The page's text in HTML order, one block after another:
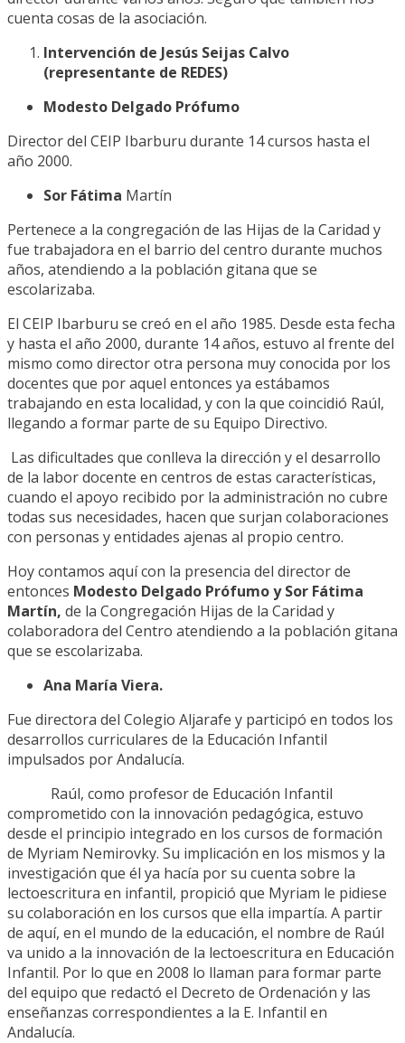
cuenta cosas de la asociación.
Intervención de Jesús Seijas Calvo
(representante de REDES)
Modesto Delgado Prófumo
Director del CEIP Ibarburu durante 14 cursos hasta el
año 2000.
Sor Fátima Martín
Pertenece a la congregación de las Hijas de la Caridad y
fue trabajadora en el barrio del centro durante muchos
años, atendiendo a la población gitana que se
escolarizaba.
El CEIP Ibarburu se creó en el año 1985. Desde esta fecha
y hasta el año 2000, durante 14 años, estuvo al frente del
mismo como director otra persona muy conocida por los
docentes que por aquel entonces ya estábamos
trabajando en esta localidad, y con la que coincidió Raúl,
llegando a formar parte de su Equipo Directivo.
Las dificultades que conlleva la dirección y el desarrollo
de la labor docente en centros de estas características,
cuando el apoyo recibido por la administración no cubre
todas sus necesidades, hacen que surjan colaboraciones
con personas y entidades ajenas al propio centro.
Hoy contamos aquí con la presencia del director de
entonces Modesto Delgado Prófumo y Sor Fátima
Martín, de la Congregación Hijas de la Caridad y
colaboradora del Centro atendiendo a la población gitana
que se escolarizaba.
Ana María Viera.
Fue directora del Colegio Aljarafe y participó en todos los
desarrollos curriculares de la Educación Infantil
impulsados por Andalucía.
Raúl, como profesor de Educación Infantil
comprometido con la innovación pedagógica, estuvo
desde el principio integrado en los cursos de formación
de Myriam Nemirovky. Su implicación en los mismos y la
investigación que él ya hacía por su cuenta sobre la
lectoescritura en infantil, propició que Myriam le pidiese
su colaboración en los cursos que ella impartía. A partir
de aquí, en el mundo de la educación, el nombre de Raúl
va unido a la innovación de la lectoescritura en Educación
Infantil. Por lo que en 2008 lo llaman para formar parte
del equipo que redactó el Decreto de Ordenación y las
enseñanzas correspondientes a la E. Infantil en
Andalucía.